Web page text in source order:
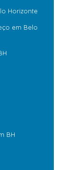
Horizonte
em Belo
BH